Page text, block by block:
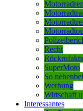
Recht
SuperMoto
So
Werbung
Wirtschaft
Interessantes